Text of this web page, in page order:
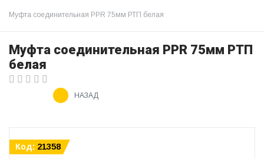
Муфта соединительная PPR 75мм РТП белая
Муфта соединительная PPR 75мм РТП
белая
НАЗАД
Код: 21358